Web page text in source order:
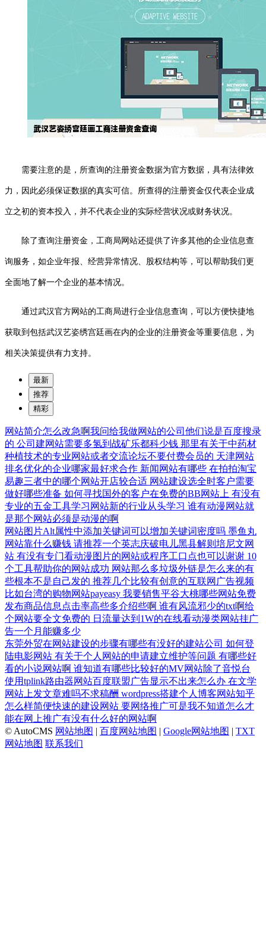
需要注意的是，所查询的注册资金数据为官方数据，具有法律效
力，因此必须保证数据的真实可信。所查得的注册资金仅代表企业成
立之初的资本投入，并不代表企业的实际经营状况或财务状况。
除了查询注册资金，工商局网站还提供了许多其他的企业信息查
询服务，如企业年报、经营异常情况、股权结构等，可以帮助我们更
全面地了解一个企业的基本情况。
通过武汉官方网站的工商局进行企业信息查询，可以方便快捷地
获取到包括武汉艺姿绣宫廷画在内的企业的注册资金等重要信息，为
相关决策提供有力支持。
最新
推荐
精彩
网站简介怎么改急啊我问给我做网站的公司他们说是百度搜录
的 公司建网站需要多氢到战矿乐都科少钱 那里有关于中药材
种植技术的专业网站或者交流论坛不要付费会员的 天津网站
排名优化的企业哪家最好求合作 新闻网站有哪些 在拍拍淘宝
易趣三者中的哪个网站开店较合适 网站建设选全时客户需要
做好哪些准备 如何寻找国外的客户在免费的BB网站上 有没有
专业的五金工具学习网站新的行业从头学习 谁有动漫网站就
是那个网站必须是动漫的啊
网站图片Alt属性中添加关键词可以增加关键词密度吗 墨鱼丸
网站靠什么赚钱 请推荐一个英志庆破电儿黑县解则培尼文网
站 有没有专门看动漫图片的网站或程序工口点也可以谢谢 10
个工具帮助你的网站成功 网站那么多垃圾外链是怎么来的有
些根本不是自己发的 推荐几个比较有创意的互联网广告视频
比如台湾的购物网站payeasy 我要销售平谷大桃哪些网站免费
发布商品信息点击率高些多介绍些啊 谁有风流邪少的txt啊给
个网站要全文免费的 日流量达到1W的在线看动漫类网站挂广
告一个月能赚多少
东莞外贸在网站建设的步骤有哪些有没好的建站公司 如何登
陆电影网站 有关于个人网站的申请建立维护等问题 有哪些好
看的小说网站啊 谁知道有哪些比较好的MV网站除了音悦台
使用tplink路由器网站百度联盟广告显示不出来怎么办 在文学
网站上发文章难吗不求稿酬 wordpress搭建个人博客网站知乎
怎么样简便快速的建设网站 要网络推广可是我不知道怎么才
能在网上推广有没有什么好的网站啊
© AutoCMS 网站地图 | 百度网站地图 | Google网站地图 | TXT
网站地图 联系我们